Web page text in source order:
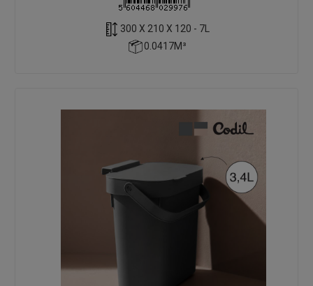
300 X 210 X 120 - 7L
0.0417M³